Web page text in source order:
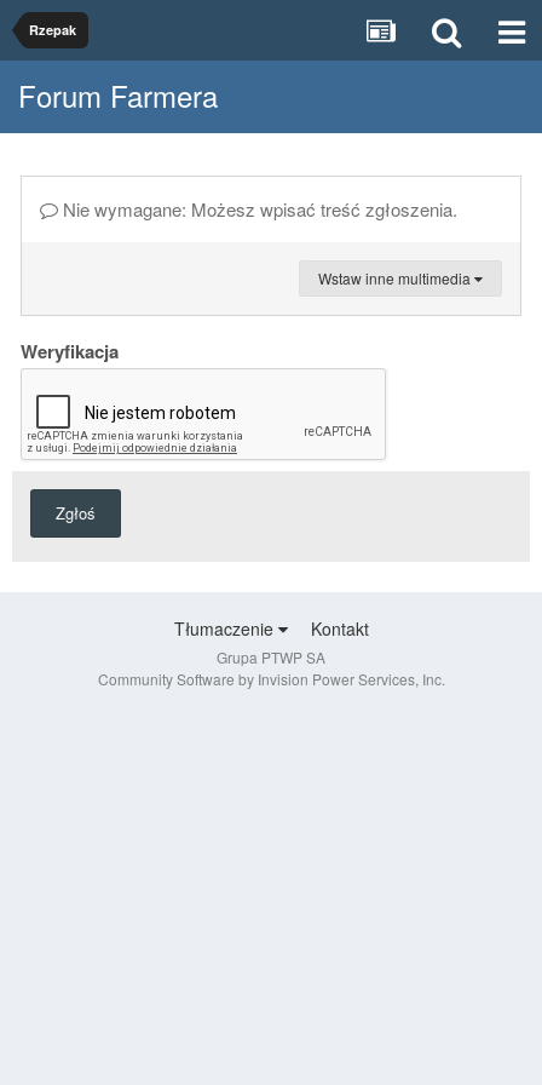
Rzepak
Forum Farmera
Nie wymagane: Możesz wpisać treść zgłoszenia.
Wstaw inne multimedia
Weryfikacja
Zgłoś
Tłumaczenie Kontakt
Grupa PTWP SA
Community Software by Invision Power Services, Inc.